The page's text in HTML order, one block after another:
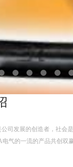
司发展的创造者，社会
气的一流的产品共创双赢